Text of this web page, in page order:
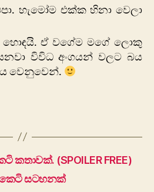
හැමෝම එක්ක හිනා වෙලා
හොඳයි. ඒ වගේම මගේ ලොකු
විවිධ අංගයන් වලට බය
වෙනුවෙන්.
කතාවක්. (SPOILER FREE)
සටහනක්